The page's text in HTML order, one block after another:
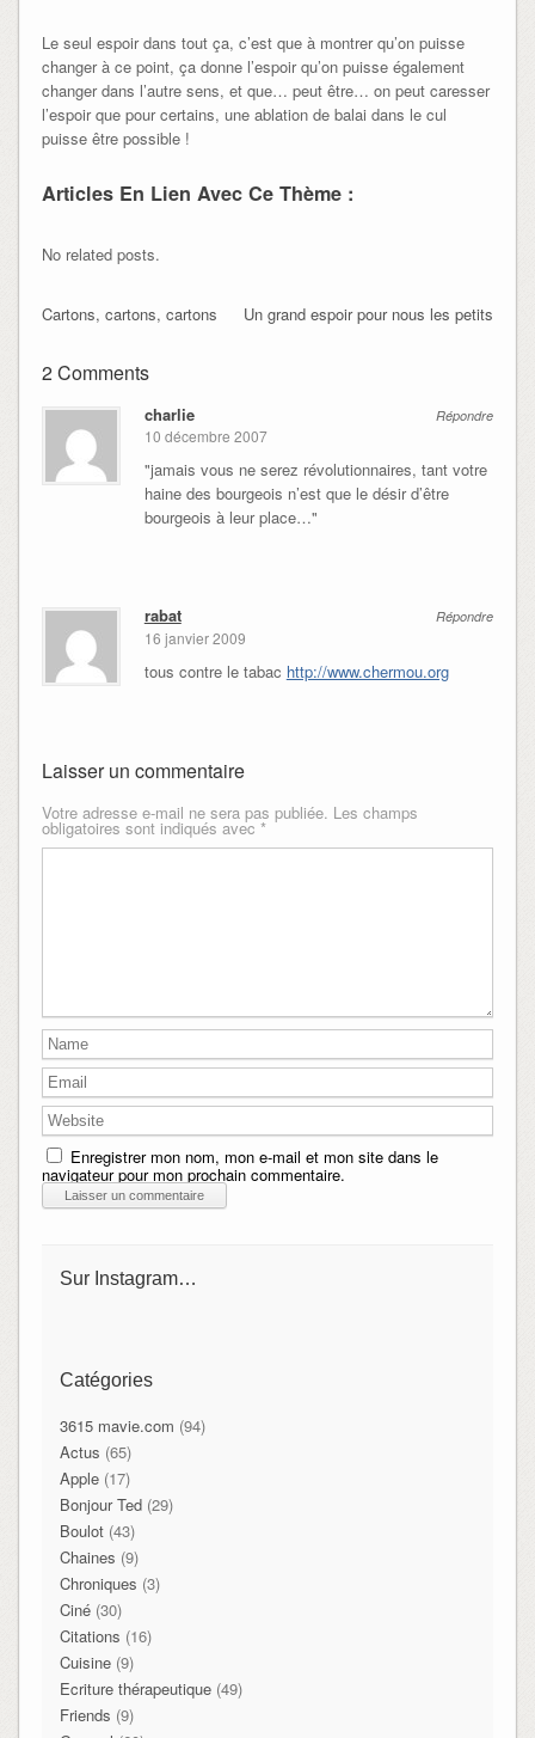
Le seul espoir dans tout ça, c’est que à montrer qu’on puisse
changer à ce point, ça donne l’espoir qu’on puisse également
changer dans l’autre sens, et que… peut être… on peut caresser
l’espoir que pour certains, une ablation de balai dans le cul
puisse être possible !
Articles En Lien Avec Ce Thème :
No related posts.
Un grand espoir pour nous les petits
Cartons, cartons, cartons
2 Comments
Répondre
charlie
10 décembre 2007
"jamais vous ne serez révolutionnaires, tant votre
haine des bourgeois n’est que le désir d’être
bourgeois à leur place…"
Répondre
rabat
16 janvier 2009
tous contre le tabac http://www.chermou.org
Laisser un commentaire
Votre adresse e-mail ne sera pas publiée. Les champs
obligatoires sont indiqués avec *
Enregistrer mon nom, mon e-mail et mon site dans le
navigateur pour mon prochain commentaire.
Sur Instagram…
Catégories
3615 mavie.com (94)
Actus (65)
Apple(17)
Bonjour Ted(29)
Boulot(43)
Chaines (9)
Chroniques (3)
Ciné(30)
Citations (16)
Cuisine(9)
Ecriture thérapeutique(49)
Friends (9)